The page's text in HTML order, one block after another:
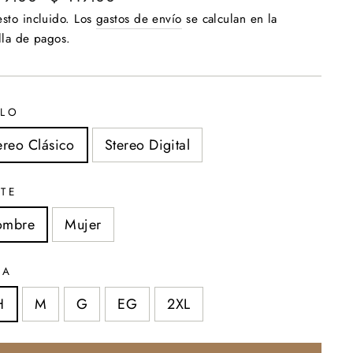
de
oferta
incluido. Los gastos de envío se calculan en la
de pagos.
Clásico Stereo Digital
Mujer
M G EG 2XL